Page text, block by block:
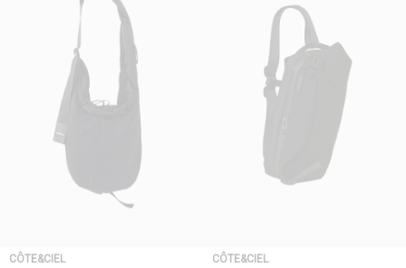
依折扣高至低
CÔTE&CIEL
CÔTE&CIEL